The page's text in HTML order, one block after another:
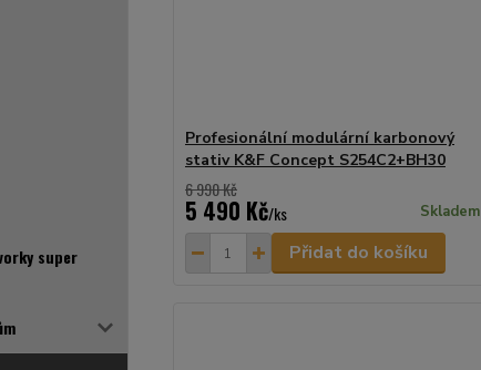
super
Profesionální modulární karbonový
stativ K&F Concept S254C2+BH30
6 990 Kč
5 490 Kč/ks Skladem
Přidat do košíku